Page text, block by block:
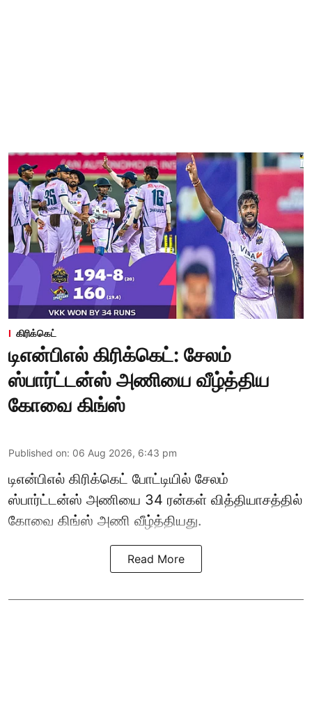
கிரிக்கெட்
டிஎன்பிஎல் கிரிக்கெட்: சேலம்
ஸ்பார்ட்டன்ஸ் அணியை வீழ்த்திய
கோவை கிங்ஸ்
Published on: 06 Aug 2026, 6:43 pm
டிஎன்பிஎல் கிரிக்கெட் போட்டியில் சேலம்
ஸ்பார்ட்டன்ஸ் அணியை 34 ரன்கள் வித்தியாசத்தில்
கோவை கிங்ஸ் அணி வீழ்த்தியது.
Read More